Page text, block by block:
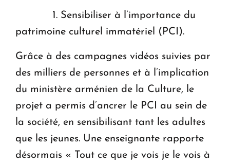
1. Sensibiliser à l’importance du
patrimoine culturel immatériel (PCI).
Grâce à des campagnes vidéos suivies par
des milliers de personnes et à l’implication
du ministère arménien de la Culture, le
projet a permis d’ancrer le PCI au sein de
la société, en sensibilisant tant les adultes
que les jeunes. Une enseignante rapporte
désormais « Tout ce que je vois je le vois à